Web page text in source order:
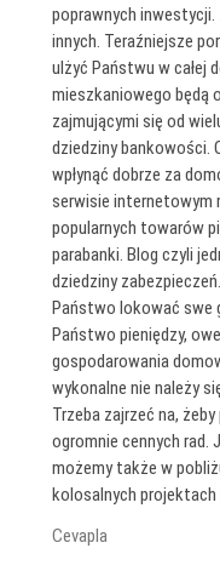
poprawnych
innych. Teraźniejsze
ulżyć Państwu w całej
mieszkaniowego będą
zajmującymi się od
dziedziny bankowości.
wpłynąć dobrze za
serwisie internetowym
popularnych towarów
parabanki. Blog czyli
dziedziny
Państwo lokować swe
Państwo pieniędzy,
gospodarowania
wykonalne nie należy
Trzeba zajrzeć na,
ogromnie cennych
możemy także w
kolosalnych projektach
Cevapla